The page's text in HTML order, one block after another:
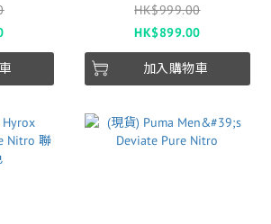
HK$999.00
HK$899.00
加入購物車